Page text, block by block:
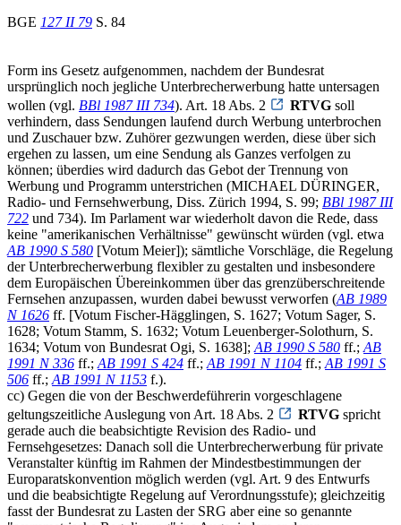
BGE 127 II 79 S. 84
Form ins Gesetz aufgenommen, nachdem der Bundesrat
ursprünglich noch jegliche Unterbrecherwerbung hatte untersagen
wollen (vgl. BBl 1987 III 734). Art. 18 Abs. 2 RTVG soll
verhindern, dass Sendungen laufend durch Werbung unterbrochen
und Zuschauer bzw. Zuhörer gezwungen werden, diese über sich
ergehen zu lassen, um eine Sendung als Ganzes verfolgen zu
können; überdies wird dadurch das Gebot der Trennung von
Werbung und Programm unterstrichen (MICHAEL DÜRINGER,
Radio- und Fernsehwerbung, Diss. Zürich 1994, S. 99; BBl 1987 III
722 und 734). Im Parlament war wiederholt davon die Rede, dass
keine "amerikanischen Verhältnisse" gewünscht würden (vgl. etwa
AB 1990 S 580 [Votum Meier]); sämtliche Vorschläge, die Regelung
der Unterbrecherwerbung flexibler zu gestalten und insbesondere
dem Europäischen Übereinkommen über das grenzüberschreitende
Fernsehen anzupassen, wurden dabei bewusst verworfen (AB 1989
N 1626 ff. [Votum Fischer-Hägglingen, S. 1627; Votum Sager, S.
1628; Votum Stamm, S. 1632; Votum Leuenberger-Solothurn, S.
1634; Votum von Bundesrat Ogi, S. 1638]; AB 1990 S 580 ff.; AB
1991 N 336 ff.; AB 1991 S 424 ff.; AB 1991 N 1104 ff.; AB 1991 S
506 ff.; AB 1991 N 1153 f.).
cc) Gegen die von der Beschwerdeführerin vorgeschlagene
geltungszeitliche Auslegung von Art. 18 Abs. 2
RTVG spricht
gerade auch die beabsichtigte Revision des Radio- und
Fernsehgesetzes: Danach soll die Unterbrecherwerbung für private
Veranstalter künftig im Rahmen der Mindestbestimmungen der
Europaratskonvention möglich werden (vgl. Art. 9 des Entwurfs
und die beabsichtigte Regelung auf Verordnungsstufe); gleichzeitig
fasst der Bundesrat zu Lasten der SRG aber eine so genannte